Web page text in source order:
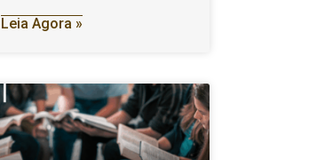
Leia Agora »